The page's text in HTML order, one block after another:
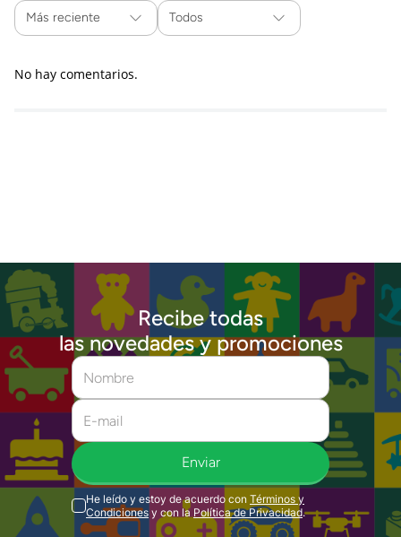
Más reciente Todos
No hay comentarios.
Recibe todas
las novedades y promociones
Enviar
He leído y estoy de acuerdo con Términos y
Condiciones y con la Política de Privacidad.